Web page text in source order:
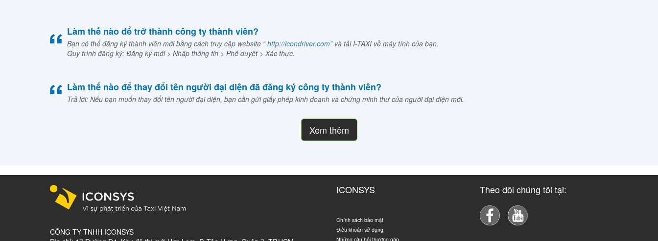
Làm thế nào để trở thành công ty thành viên?
Bạn có thể đăng ký thành viên mới bằng cách truy cập website “http://icondriver.com” và tải I-TAXI về máy tính của bạn.
Quy trình đăng ký: Đăng ký mới > Nhập thông tin > Phê duyệt > Xác thực.
Làm thế nào để thay đổi tên người đại diện đã đăng ký công ty thành viên?
Trả lời: Nếu bạn muốn thay đổi tên người đại diện, bạn cần gửi giấy phép kinh doanh và chứng minh thư của người đại diện mới.
Xem thêm
CÔNG TY TNHH ICONSYS
ICONSYS
Chính sách bảo mật
Điều khoản sử dụng
Những câu hỏi thường gặp
Theo dõi chúng tôi tại: